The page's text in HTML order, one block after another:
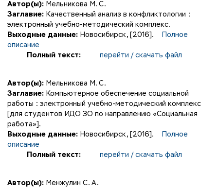
Автор(ы): Мельникова М. С.
Заглавие: Качественный анализ в конфликтологии :
электронный учебно-методический комплекс.
Выходные данные: Новосибирск, [2016].
Полное
описание
Полный текст:
перейти / скачать файл
Автор(ы): Мельникова М. С.
Заглавие: Компьютерное обеспечение социальной
работы : электронный учебно-методический комплекс
[для студентов ИДО ЗО по направлению «Социальная
работа»].
Выходные данные: Новосибирск, [2016].
Полное
описание
Полный текст:
перейти / скачать файл
Автор(ы): Менжулин С. А.